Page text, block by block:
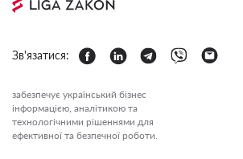
Зв'язатися:
забезпечує український бізнес
інформацією, аналітикою та
технологічними рішеннями для
ефективної та безпечної роботи.